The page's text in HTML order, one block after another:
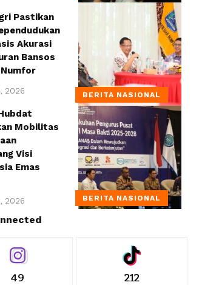
BERITA NASIONAL
Pastikan
Akurasi
Bansos
2026
BERITA NASIONAL
Mobilitas
Visi
Emas
2026
49 212